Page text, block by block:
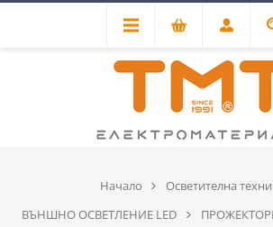
Начало
Осветителна
ВЪНШНО ОСВЕТЛЕНИЕ LED
ПРОЖЕКТОРИ